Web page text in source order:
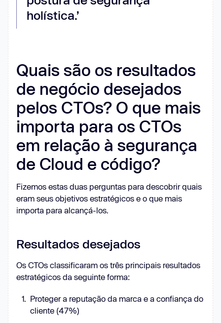
holística.’
Quais são os resultados
de negócio desejados
pelos CTOs? O que mais
importa para os CTOs
em relação à segurança
de Cloud e código?
Fizemos estas duas perguntas para descobrir quais
eram seus objetivos estratégicos e o que mais
importa para alcançá-los.
Resultados desejados
Os CTOs classificaram os três principais resultados
estratégicos da seguinte forma:
Proteger a reputação da marca e a confiança do
cliente (47%)